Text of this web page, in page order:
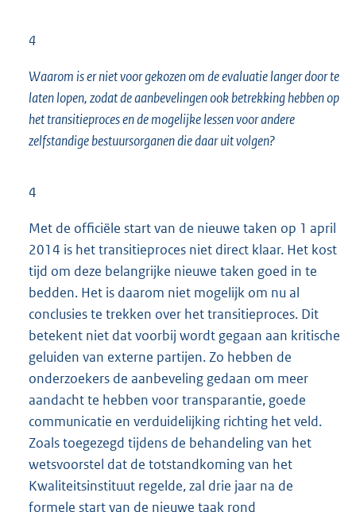
4
Waarom is er niet voor gekozen om de evaluatie langer door te
laten lopen, zodat de aanbevelingen ook betrekking hebben op
het transitieproces en de mogelijke lessen voor andere
zelfstandige bestuursorganen die daar uit volgen?
4
Met de officiële start van de nieuwe taken op 1 april
2014 is het transitieproces niet direct klaar. Het kost
tijd om deze belangrijke nieuwe taken goed in te
bedden. Het is daarom niet mogelijk om nu al
conclusies te trekken over het transitieproces. Dit
betekent niet dat voorbij wordt gegaan aan kritische
geluiden van externe partijen. Zo hebben de
onderzoekers de aanbeveling gedaan om meer
aandacht te hebben voor transparantie, goede
communicatie en verduidelijking richting het veld.
Zoals toegezegd tijdens de behandeling van het
wetsvoorstel dat de totstandkoming van het
Kwaliteitsinstituut regelde, zal drie jaar na de
formele start van de nieuwe taak rond